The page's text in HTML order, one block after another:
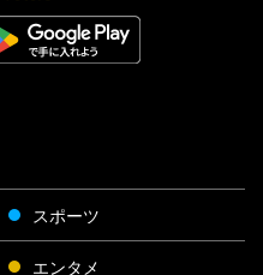
スポーツ
エンタメ